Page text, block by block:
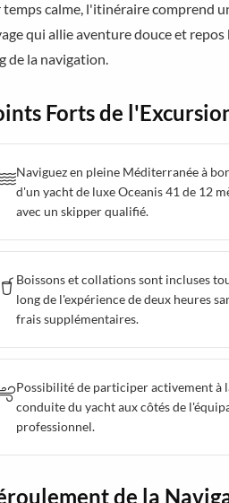
temps calme, l'itinéraire comprend
qui allie aventure douce et
de la navigation.
Forts de
Naviguez en pleine Méditerranée à
d'un yacht de luxe Oceanis 41 de 12
avec un skipper qualifié.
Boissons et collations sont incluses
long de l'expérience de deux heures
frais supplémentaires.
Possibilité de participer activement à
conduite du yacht aux côtés de
professionnel.
de la